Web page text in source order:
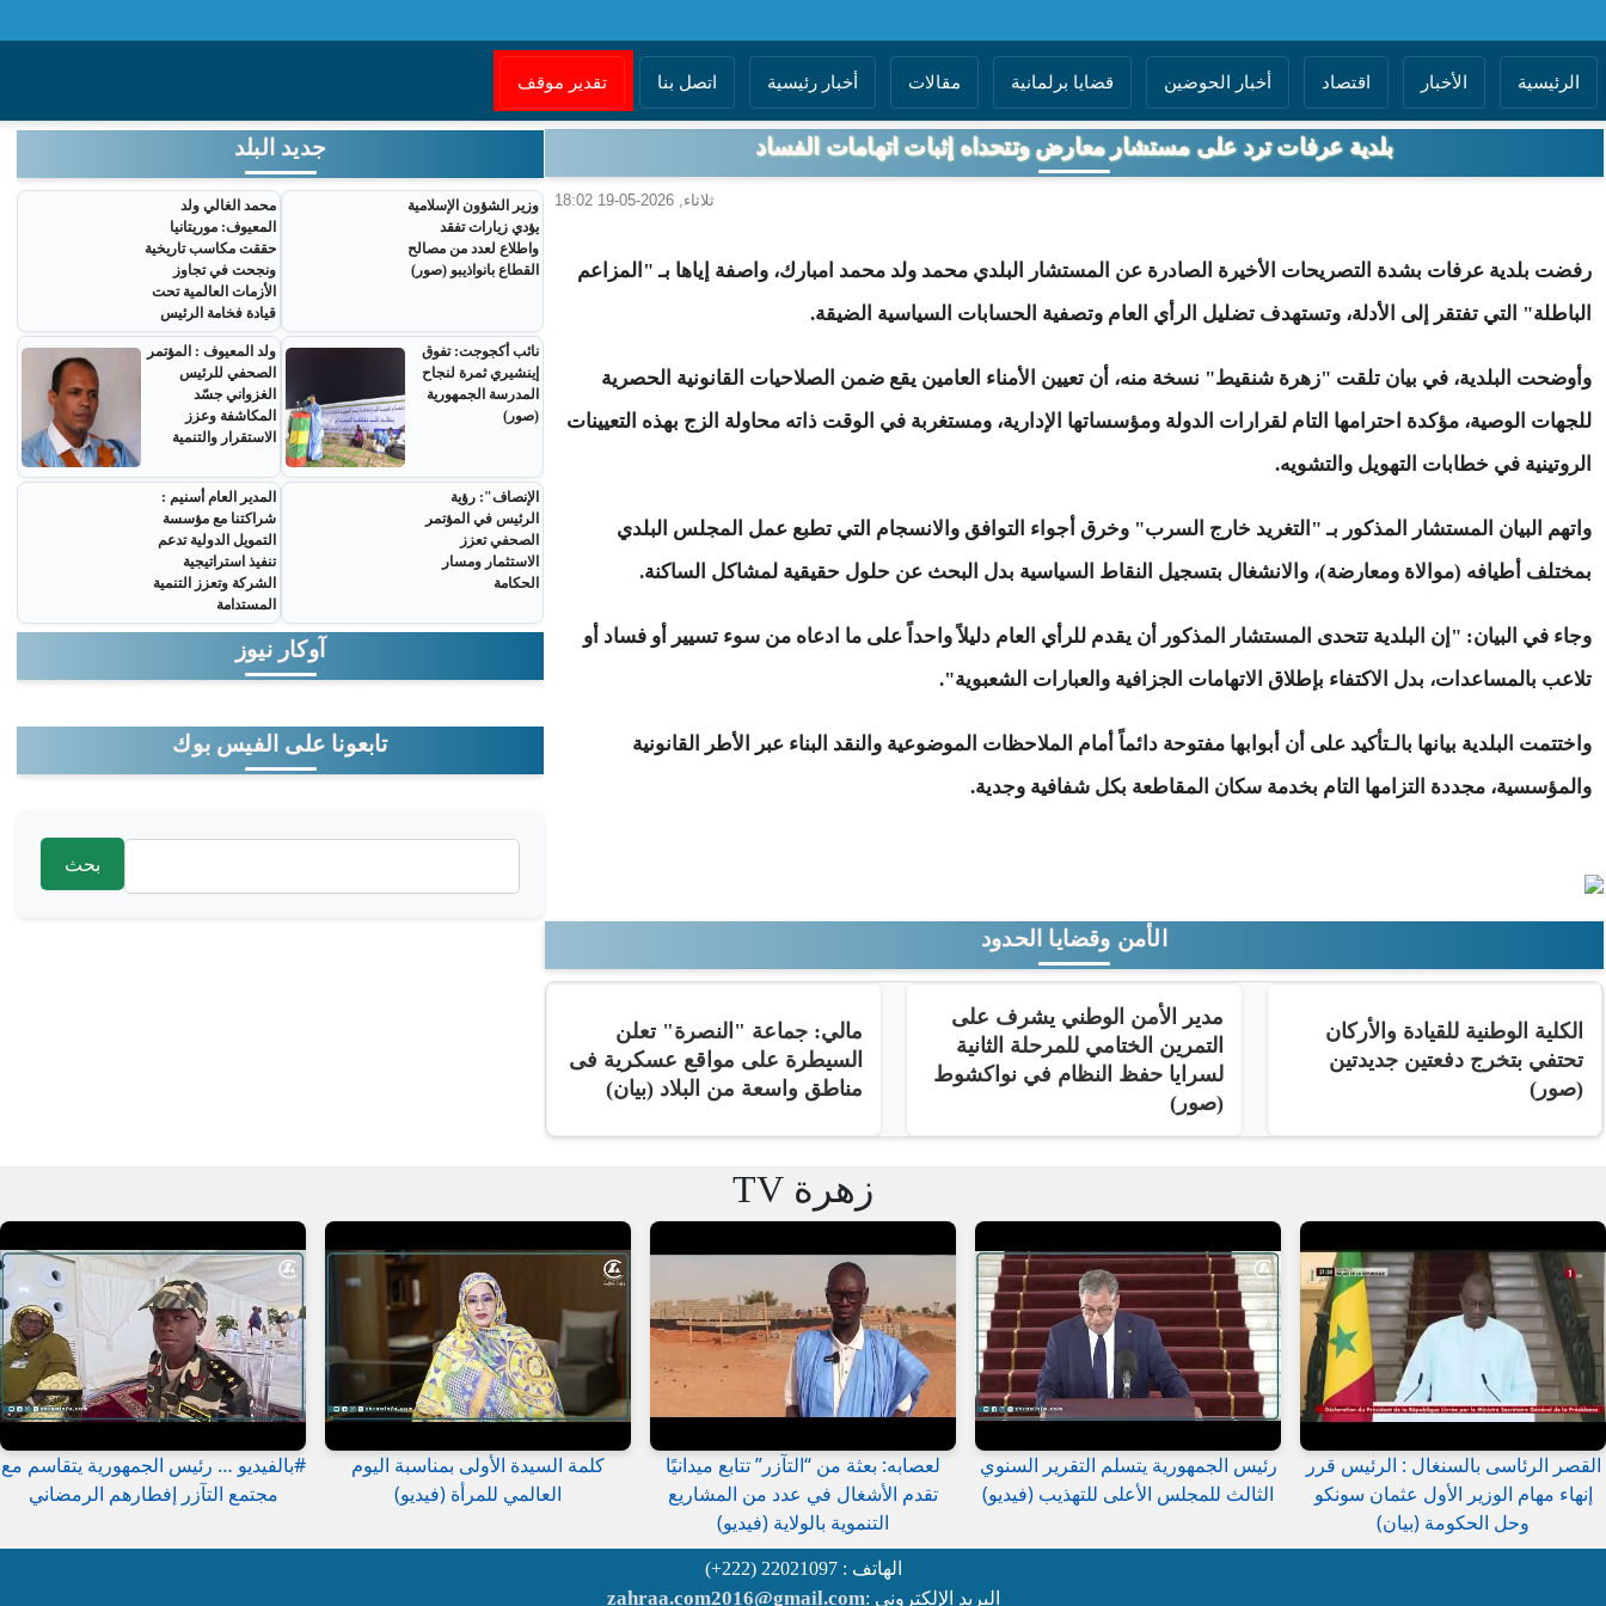
الرئيسية الأخبار اقتصاد أخبار الحوضين قضايا برلمانية مقالات أخبار رئيسية اتصل بنا تقدير موقف
بلدية عرفات ترد على مستشار معارض وتتحداه إثبات اتهامات الفساد
ثلاثاء, 2026-05-19 18:02
رفضت بلدية عرفات بشدة التصريحات الأخيرة الصادرة عن المستشار البلدي محمد ولد محمد امبارك، واصفة إياها بـ "المزاعم
الباطلة" التي تفتقر إلى الأدلة، وتستهدف تضليل الرأي العام وتصفية الحسابات السياسية الضيقة.
وأوضحت البلدية، في بيان تلقت "زهرة شنقيط" نسخة منه، أن تعيين الأمناء العامين يقع ضمن الصلاحيات القانونية الحصرية
للجهات الوصية، مؤكدة احترامها التام لقرارات الدولة ومؤسساتها الإدارية، ومستغربة في الوقت ذاته محاولة الزج بهذه التعيينات
الروتينية في خطابات التهويل والتشويه.
واتهم البيان المستشار المذكور بـ "التغريد خارج السرب" وخرق أجواء التوافق والانسجام التي تطبع عمل المجلس البلدي
بمختلف أطيافه (موالاة ومعارضة)، والانشغال بتسجيل النقاط السياسية بدل البحث عن حلول حقيقية لمشاكل الساكنة.
وجاء في البيان: "إن البلدية تتحدى المستشار المذكور أن يقدم للرأي العام دليلاً واحداً على ما ادعاه من سوء تسيير أو فساد أو
تلاعب بالمساعدات، بدل الاكتفاء بإطلاق الاتهامات الجزافية والعبارات الشعبوية".
واختتمت البلدية بيانها بالـتأكيد على أن أبوابها مفتوحة دائماً أمام الملاحظات الموضوعية والنقد البناء عبر الأطر القانونية
والمؤسسية، مجددة التزامها التام بخدمة سكان المقاطعة بكل شفافية وجدية.
الأمن وقضايا الحدود
الكلية الوطنية للقيادة والأركان
تحتفي بتخرج دفعتين جديدتين
(صور)
مدير الأمن الوطني يشرف على
التمرين الختامي للمرحلة الثانية
لسرايا حفظ النظام في نواكشوط
(صور)
مالي: جماعة "النصرة" تعلن
السيطرة على مواقع عسكرية فى
مناطق واسعة من البلاد (بيان)
جديد البلد
وزير الشؤون الإسلامية
يؤدي زيارات تفقد
واطلاع لعدد من مصالح
القطاع بانواذيبو (صور)
محمد الغالي ولد
المعيوف: موريتانيا
حققت مكاسب تاريخية
ونجحت في تجاوز
الأزمات العالمية تحت
قيادة فخامة الرئيس
نائب أكجوجت: تفوق
إينشيري ثمرة لنجاح
المدرسة الجمهورية
(صور)
ولد المعيوف : المؤتمر
الصحفي للرئيس
الغزواني جسّد
المكاشفة وعزز
الاستقرار والتنمية
الإنصاف": رؤية
الرئيس في المؤتمر
الصحفي تعزز
الاستثمار ومسار
الحكامة
المدير العام أسنيم :
شراكتنا مع مؤسسة
التمويل الدولية تدعم
تنفيذ استراتيجية
الشركة وتعزز التنمية
المستدامة
آوكار نيوز
تابعونا على الفيس بوك
‏بحث ‏
زهرة TV
القصر الرئاسى بالسنغال : الرئيس قرر
إنهاء مهام الوزير الأول عثمان سونكو
وحل الحكومة (بيان)
رئيس الجمهورية يتسلم التقرير السنوي
الثالث للمجلس الأعلى للتهذيب (فيديو)
لعصابه: بعثة من “التآزر” تتابع ميدانيًا
تقدم الأشغال في عدد من المشاريع
التنموية بالولاية (فيديو)
كلمة السيدة الأولى بمناسبة اليوم
العالمي للمرأة (فيديو)
#بالفيديو … رئيس الجمهورية يتقاسم مع
مجتمع التآزر إفطارهم الرمضاني
الهاتف : 22021097 (222+)
البريد الإلكتروني :zahraa.com2016@gmail.com